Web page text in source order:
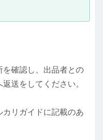
確認し、出品者との
送をしてください。
リガイドに記載のあ